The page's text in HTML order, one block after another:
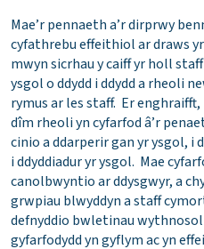
Mae’r pennaeth a’r dirprwy
cyfathrebu effeithiol ar draws
mwyn sicrhau y caiff yr holl
ysgol o ddydd i ddydd a rheoli
rymus ar les staff. Er
dîm rheoli yn cyfarfod â’r
cinio a ddarperir gan yr ysgol, i
i ddyddiadur yr ysgol. Mae
canolbwyntio ar ddysgwyr, a
grwpiau blwyddyn a staff
defnyddio bwletinau
gyfarfodydd yn gyflym ac yn